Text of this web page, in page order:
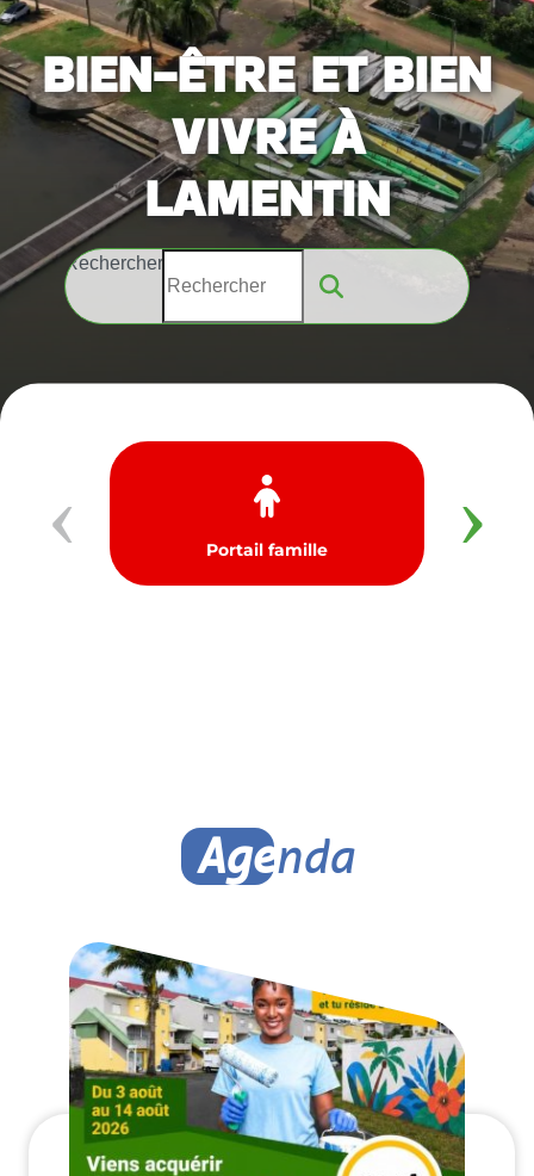
BIEN-ÊTRE ET BIEN
VIVRE À
LAMENTIN
Rechercher
Portail famille
‹ ›
Agenda